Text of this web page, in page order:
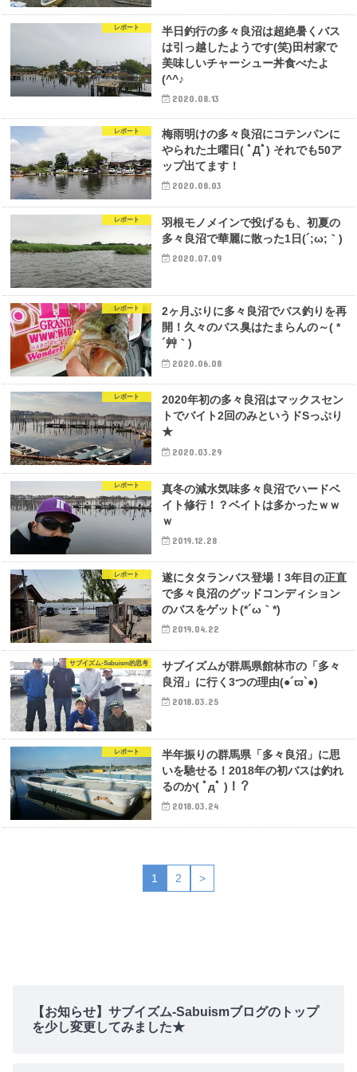
レポート
半日釣行の多々良沼は超絶暑くバス
は引っ越したようです(笑)田村家で
美味しいチャーシュー丼食べたよ
(^^♪
2020.08.13
レポート
梅雨明けの多々良沼にコテンパンに
やられた土曜日( ﾟДﾟ) それでも50ア
ップ出てます！
2020.08.03
レポート
羽根モノメインで投げるも、初夏の
多々良沼で華麗に散った1日(´;ω;｀)
2020.07.09
レポート
2ヶ月ぶりに多々良沼でバス釣りを再
開！久々のバス臭はたまらんの～( *
´艸｀)
2020.06.08
レポート
2020年初の多々良沼はマックスセン
トでバイト2回のみというドSっぷり
★
2020.03.29
レポート
真冬の減水気味多々良沼でハードベ
イト修行！？ベイトは多かったｗｗ
ｗ
2019.12.28
レポート
遂にタタランバス登場！3年目の正直
で多々良沼のグッドコンディション
のバスをゲット(*´ω｀*)
2019.04.22
サブイズム-Sabuism的思考
サブイズムが群馬県館林市の「多々
良沼」に行く3つの理由(●´ϖ`●)
2018.03.25
レポート
半年振りの群馬県「多々良沼」に思
いを馳せる！2018年の初バスは釣れ
るのか( ﾟдﾟ )！？
2018.03.24
1 2 >
【お知らせ】サブイズム-Sabuismブログのトップ
を少し変更してみました★